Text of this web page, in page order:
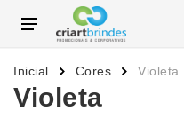
Inicial Cores Violeta
Violeta